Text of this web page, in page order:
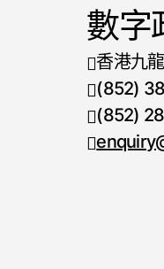
數字
香港九
電話號碼
(852)
傳真號碼
(852)